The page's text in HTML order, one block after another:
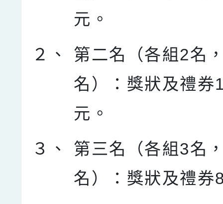
元。
２、
第二名（各組2名
名）：獎狀及禮券
元。
３、
第三名（各組3名
名）：獎狀及禮券